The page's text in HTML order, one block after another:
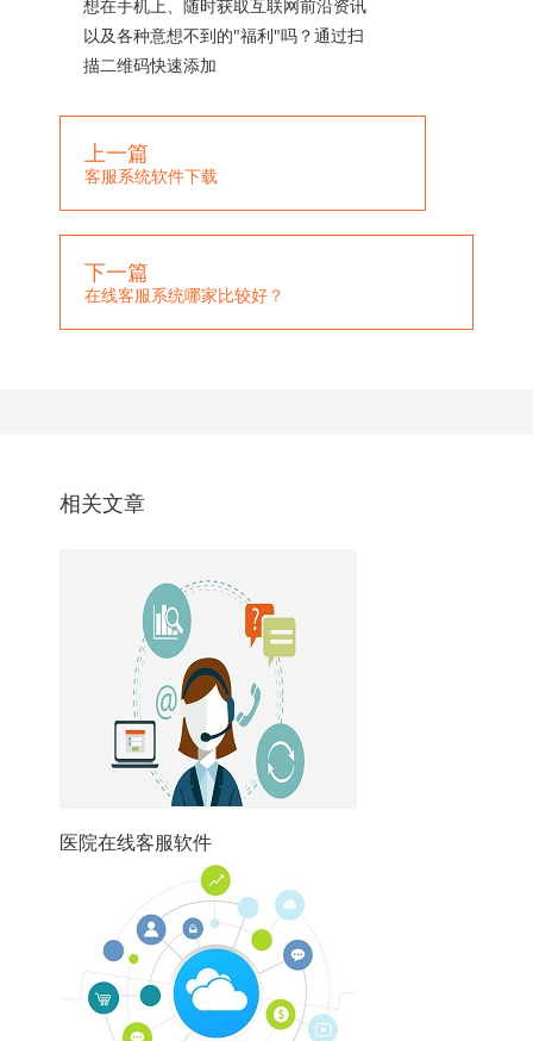
想在手机上、随时获取互联网前沿资讯
以及各种意想不到的"福利"吗？通过扫
描二维码快速添加
上一篇
客服系统软件下载
下一篇
在线客服系统哪家比较好？
相关文章
医院在线客服软件